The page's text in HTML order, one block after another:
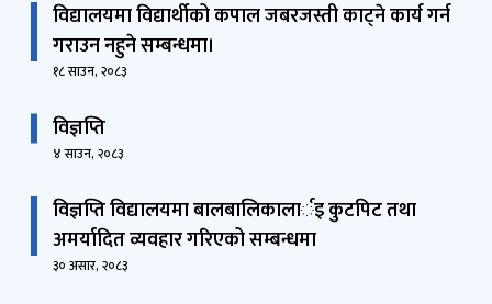
विद्यालयमा विद्यार्थीको कपाल जबरजस्ती काट्ने कार्य गर्न
गराउन नहुने सम्बन्धमा।
१८ साउन, २०८३
विज्ञप्ति
४ साउन, २०८३
विज्ञप्ति विद्यालयमा बालबालिकालार्इ कुटपिट तथा
अमर्यादित व्यवहार गरिएको सम्बन्धमा
३० असार, २०८३